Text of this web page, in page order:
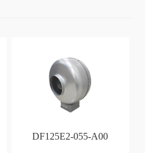
DF125E2-055-A00